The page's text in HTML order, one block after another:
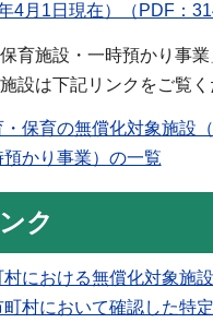
4月1日現在）（PDF：
育施設・一時預かり事
設は下記リンクをご覧く
保育の無償化対象施設
かり事業）の一覧
ク
における無償化対象施
町村において確認した特